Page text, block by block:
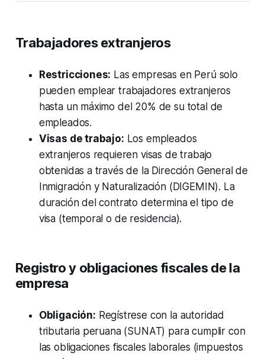
Trabajadores extranjeros
Restricciones: Las empresas en Perú solo
pueden emplear trabajadores extranjeros
hasta un máximo del 20% de su total de
empleados.
Visas de trabajo: Los empleados
extranjeros requieren visas de trabajo
obtenidas a través de la Dirección General de
Inmigración y Naturalización (DIGEMIN). La
duración del contrato determina el tipo de
visa (temporal o de residencia).
Registro y obligaciones fiscales de la
empresa
Obligación: Regístrese con la autoridad
tributaria peruana (SUNAT) para cumplir con
las obligaciones fiscales laborales (impuestos